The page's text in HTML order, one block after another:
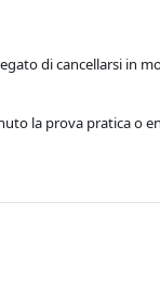
di cancellarsi in
la prova pratica o